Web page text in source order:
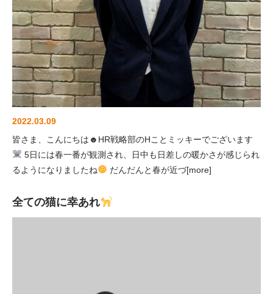
2022.03.09
皆さま、こんにちは☻HR戦略部のHことミッキーでございます
5日には春一番が観測され、日中も日差しの暖かさが感じられ
るようになりましたね
だんだんと春が近づ[more]
全ての猫に幸あれ